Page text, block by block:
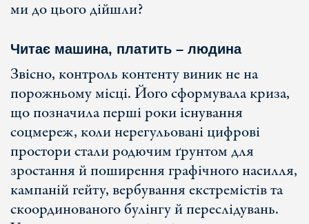
ми до цього дійшли?
Читає машина, платить – людина
Звісно, контроль контенту виник не на
порожньому місці. Його сформувала криза,
що позначила перші роки існування
соцмереж, коли нерегульовані цифрові
простори стали родючим ґрунтом для
зростання й поширення графічного насилля,
кампаній гейту, вербування екстремістів та
скоординованого булінгу й переслідувань.